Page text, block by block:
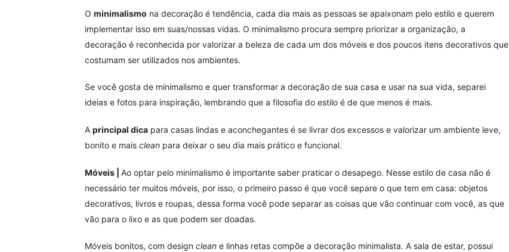
O minimalismo na decoração é tendência, cada dia mais as pessoas se apaixonam pelo estilo e querem
implementar isso em suas/nossas vidas. O minimalismo procura sempre priorizar a organização, a
decoração é reconhecida por valorizar a beleza de cada um dos móveis e dos poucos itens decorativos que
costumam ser utilizados nos ambientes.
Se você gosta de minimalismo e quer transformar a decoração de sua casa e usar na sua vida, separei
ideias e fotos para inspiração, lembrando que a filosofia do estilo é de que menos é mais.
A principal dica para casas lindas e aconchegantes é se livrar dos excessos e valorizar um ambiente leve,
bonito e mais clean para deixar o seu dia mais prático e funcional.
Móveis | Ao optar pelo minimalismo é importante saber praticar o desapego. Nesse estilo de casa não é
necessário ter muitos móveis, por isso, o primeiro passo é que você separe o que tem em casa: objetos
decorativos, livros e roupas, dessa forma você pode separar as coisas que vão continuar com você, as que
vão para o lixo e as que podem ser doadas.
Móveis bonitos, com design clean e linhas retas compõe a decoração minimalista. A sala de estar, possui